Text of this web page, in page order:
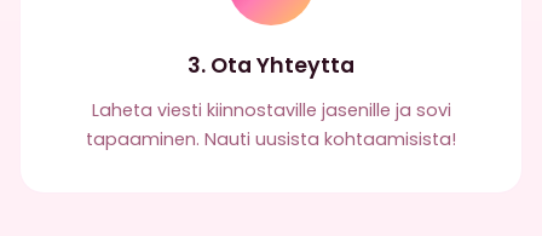
3. Ota Yhteytta
Laheta viesti kiinnostaville jasenille ja sovi
tapaaminen. Nauti uusista kohtaamisista!